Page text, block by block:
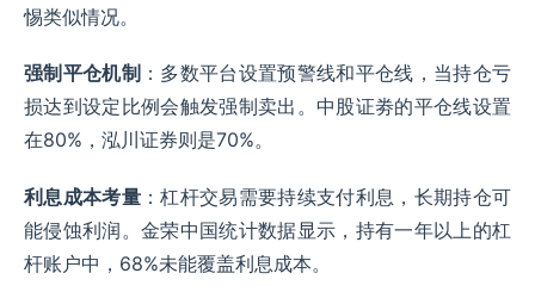
惕类似情况。
强制平仓机制 ：多数平台设置预警线和平仓线，当持仓亏
损达到设定比例会触发强制卖出。中股证劵的平仓线设置
在80%，泓川证券则是70%。
利息成本考量 ：杠杆交易需要持续支付利息，长期持仓可
能侵蚀利润。金荣中国统计数据显示，持有一年以上的杠
杆账户中，68%未能覆盖利息成本。